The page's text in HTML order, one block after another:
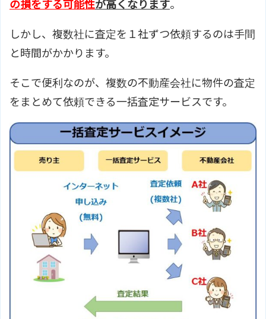
の損をする可能性が高くなります。
しかし、複数社に査定を１社ずつ依頼するのは手間
と時間がかかります。
そこで便利なのが、複数の不動産会社に物件の査定
をまとめて依頼できる一括査定サービスです。